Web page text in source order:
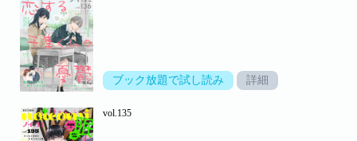
ブック放題で試し読み 詳細
vol.135